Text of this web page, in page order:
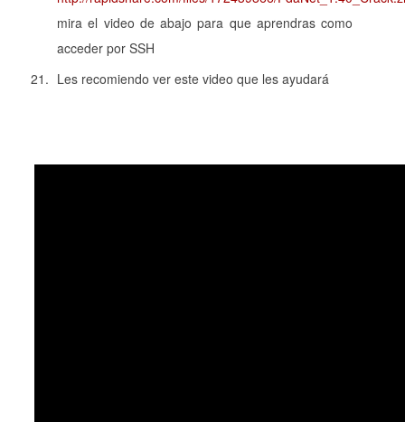
mira el video de abajo para que aprendras como
acceder por SSH
Les recomiendo ver este video que les ayudará